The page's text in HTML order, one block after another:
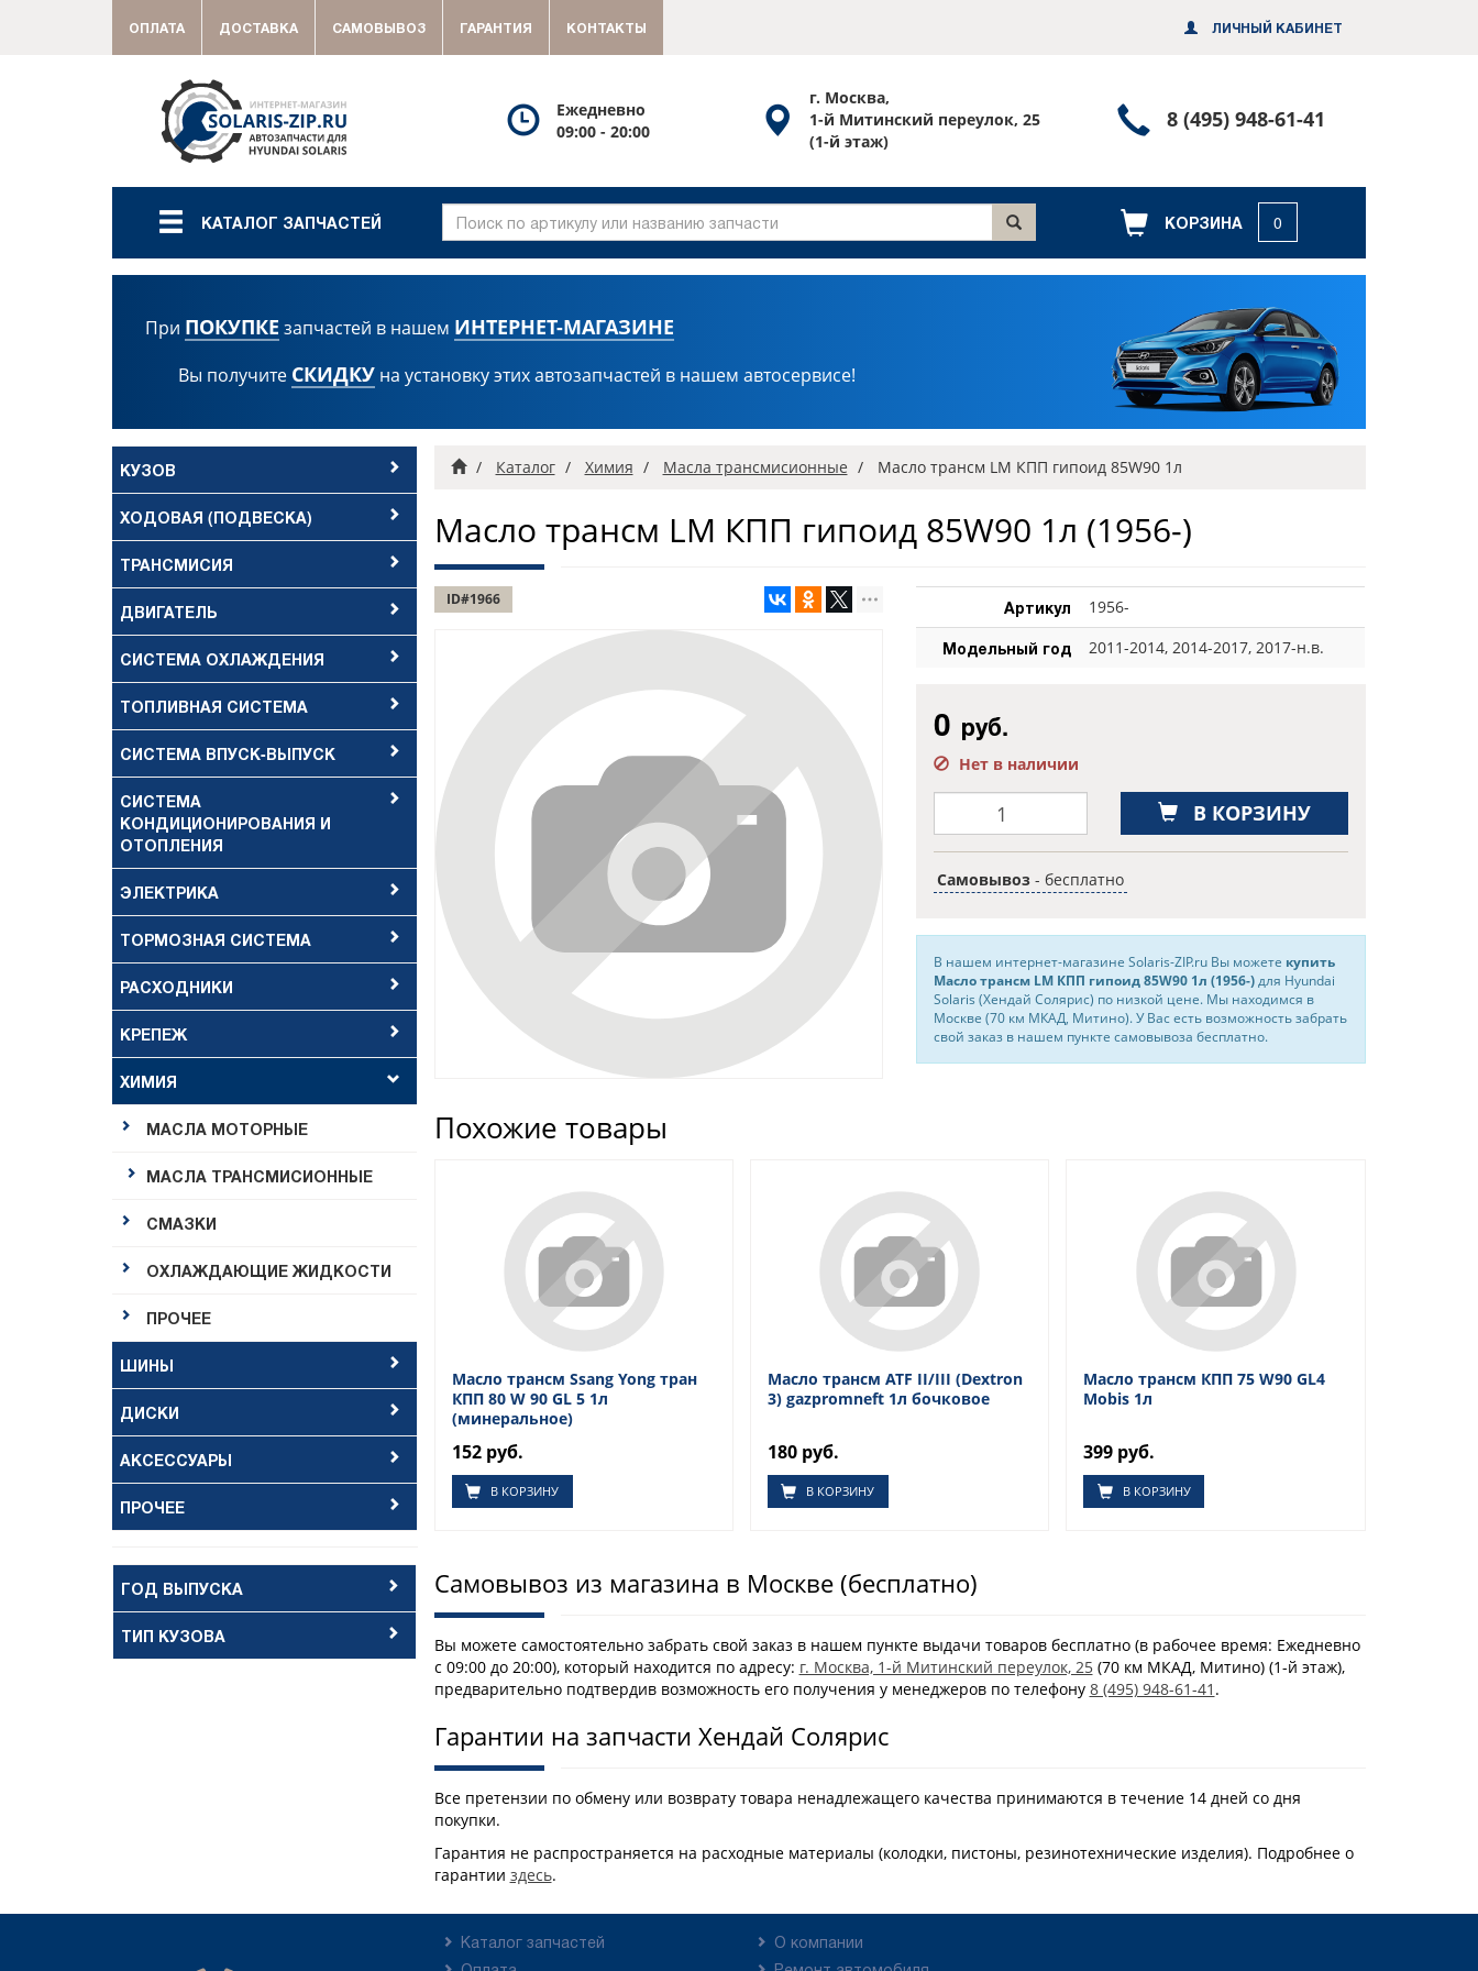
КАТАЛОГ ЗАПЧАСТЕЙ КОРЗИНА 0
При ПОКУПКЕ запчастей в нашем ИНТЕРНЕТ-МАГАЗИНЕ
Вы получите СКИДКУ на установку этих автозапчастей в нашем автосервисе!
ГлавнаяКаталог Химия Масла трансмисионные Масло трансм LM КПП гипоид 85W90 1л
Масло трансм LM КПП гипоид 85W90 1л (1956-)
ID#1966 Артикул 1956-
Модельный год 2011-2014, 2014-2017, 2017-н.в.
0 руб.
Нет в наличии
В КОРЗИНУ
Самовывоз - бесплатно
В нашем интернет-магазине Solaris-ZIP.ru Вы можете купить
Масло трансм LM КПП гипоид 85W90 1л (1956-)для Hyundai
Solaris (Хендай Солярис) по низкой цене. Мы находимся в
Москве (70 км МКАД, Митино). У Вас есть возможность забрать
свой заказ в нашем пункте самовывоза бесплатно.
Похожие товары
Масло трансм Ssang Yong тран
КПП 80 W 90 GL 5 1л
(минеральное)
152 руб.
В КОРЗИНУ
Масло трансм ATF II/III (Dextron
3) gazpromneft 1л бочковое
180 руб.
В КОРЗИНУ
Масло трансм КПП 75 W90 GL4
Mobis 1л
399 руб.
В КОРЗИНУ
Самовывоз из магазина в Москве (бесплатно)
Вы можете самостоятельно забрать свой заказ в нашем пункте выдачи товаров бесплатно (в рабочее время: Ежедневно
с 09:00 до 20:00), который находится по адресу: г. Москва, 1-й Митинский переулок, 25(70 км МКАД, Митино) (1-й этаж),
предварительно подтвердив возможность его получения у менеджеров по телефону 8 (495) 948-61-41 .
Гарантии на запчасти Хендай Солярис
Все претензии по обмену или возврату товара ненадлежащего качества принимаются в течение 14 дней со дня
покупки.
Гарантия не распространяется на расходные материалы (колодки, пистоны, резинотехнические изделия). Подробнее о
гарантии здесь.
КУЗОВ
ХОДОВАЯ (ПОДВЕСКА)
ТРАНСМИСИЯ
ДВИГАТЕЛЬ
СИСТЕМА ОХЛАЖДЕНИЯ
ТОПЛИВНАЯ СИСТЕМА
СИСТЕМА ВПУСК-ВЫПУСК
СИСТЕМА
КОНДИЦИОНИРОВАНИЯ И
ОТОПЛЕНИЯ
ЭЛЕКТРИКА
ТОРМОЗНАЯ СИСТЕМА
РАСХОДНИКИ
КРЕПЕЖ
ХИМИЯ
МАСЛА МОТОРНЫЕ
МАСЛА ТРАНСМИСИОННЫЕ
СМАЗКИ
ОХЛАЖДАЮЩИЕ ЖИДКОСТИ
ПРОЧЕЕ
ШИНЫ
ДИСКИ
АКСЕССУАРЫ
ПРОЧЕЕ
ГОД ВЫПУСКА
ТИП КУЗОВА
ЛИЧНЫЙ КАБИНЕТ
ОПЛАТА ДОСТАВКА САМОВЫВОЗ ГАРАНТИЯ КОНТАКТЫ
Посмотреть
график
работы
Ежедневно
09:00 - 20:00
Посмотреть
схему
проезда
г. Москва,
1-й Митинский переулок, 25
(1-й этаж)
Позвонить
заказать
обратный
звонок
8 (495) 948-61-41
Каталог запчастей
О компании